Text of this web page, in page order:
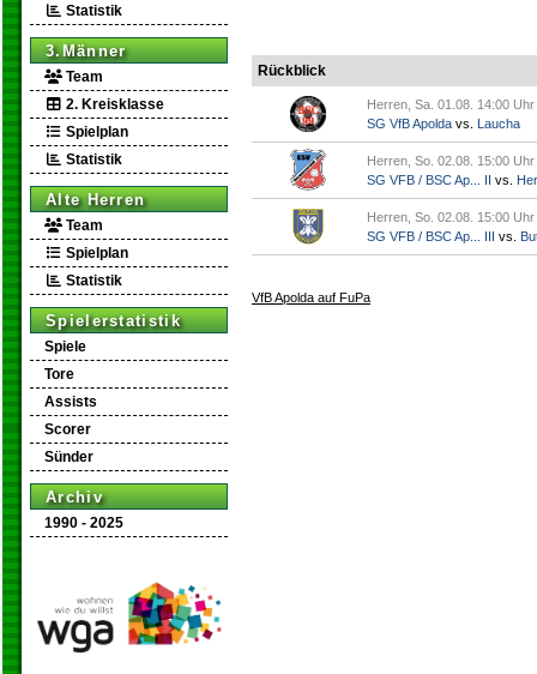
Statistik
3.Männer
Team
2. Kreisklasse
Spielplan
Statistik
Alte Herren
Team
Spielplan
Statistik
Spielerstatistik
Spiele
Tore
Assists
Scorer
Sünder
Archiv
1990 - 2025
Rückblick
Herren, Sa. 01.08. 14:00 Uhr
SG VfB Apolda vs. Laucha
Herren, So. 02.08. 15:00 Uhr
SG VFB / BSC Ap... II vs.
Herren, So. 02.08. 15:00 Uhr
SG VFB / BSC Ap... III vs.
VfB Apolda auf FuPa